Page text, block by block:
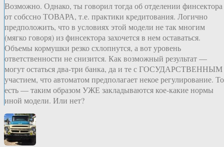
Возможно. Однако, ты говорил тогда об отделении финсектора
от собссно ТОВАРА, т.е. практики кредитования. Логично
предположить, что в условиях этой модели не так многим
(мягко говоря) из финсектора захочется в нем оставаться.
Объемы кормушки резко схлопнутся, а вот уровень
ответственности не снизится. Как возможный результат —
могут остаться два-три банка, да и те с ГОСУДАРСТВЕННЫМ
участием, что автоматом предполагает некое регулирование. То
есть — таким образом УЖЕ закладываются кое-какие нормы
иной модели. Или нет?